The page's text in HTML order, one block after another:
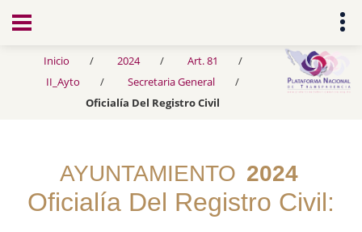
Transparencia
Inicio 2024
Art. 81
II_Ayto
Secretaria General
Oficialía Del Registro Civil
AYUNTAMIENTO 2024
Oficialía Del Registro Civil: